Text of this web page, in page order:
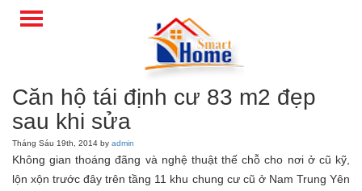
Căn hộ tái định cư 83 m2 đẹp
sau khi sửa
Tháng Sáu 19th, 2014 by admin
Không gian thoáng đãng và nghệ thuật thế chỗ cho nơi ở cũ kỹ,
lộn xộn trước đây trên tầng 11 khu chung cư cũ ở Nam Trung Yên